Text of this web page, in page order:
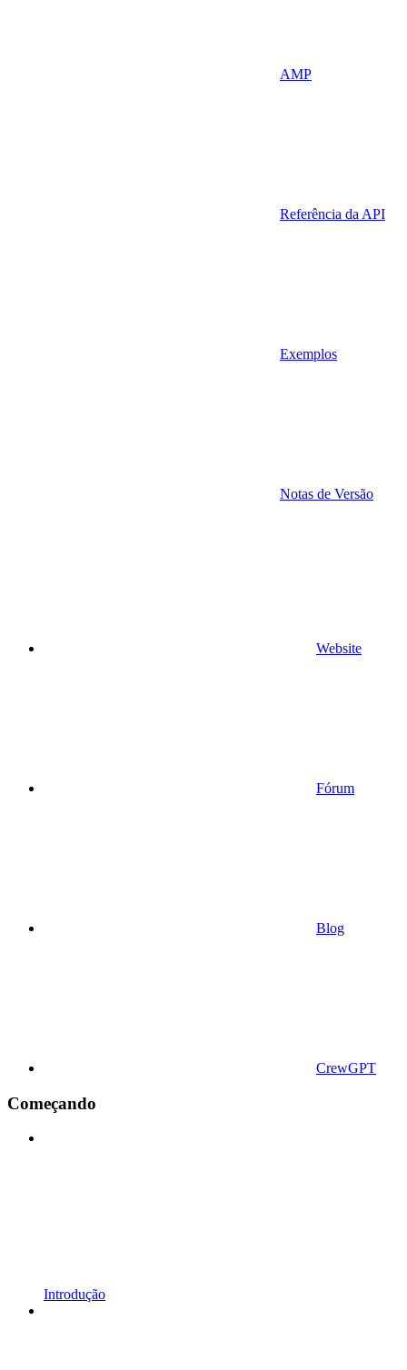
AMP
Referência da API
Exemplos
Notas de Versão
Website
Fórum
Blog
CrewGPT
Começando
Introdução